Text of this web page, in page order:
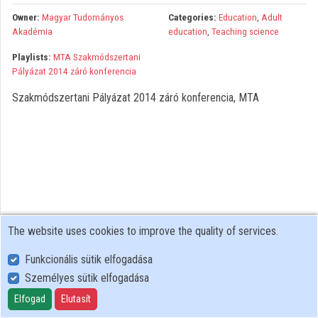
Organizations
Owner: Magyar Tudományos
Akadémia
Categories: Education, Adult
education, Teaching science
Playlists: MTA Szakmódszertani
Pályázat 2014 záró konferencia
Szakmódszertani Pályázat 2014 záró konferencia, MTA
User Policy
Adatkezelési tájékoztató (en)
Cookie Policy
The website uses cookies to improve the quality of services.
Funkcionális sütik elfogadása
Személyes sütik elfogadása
Elfogad Elutasít